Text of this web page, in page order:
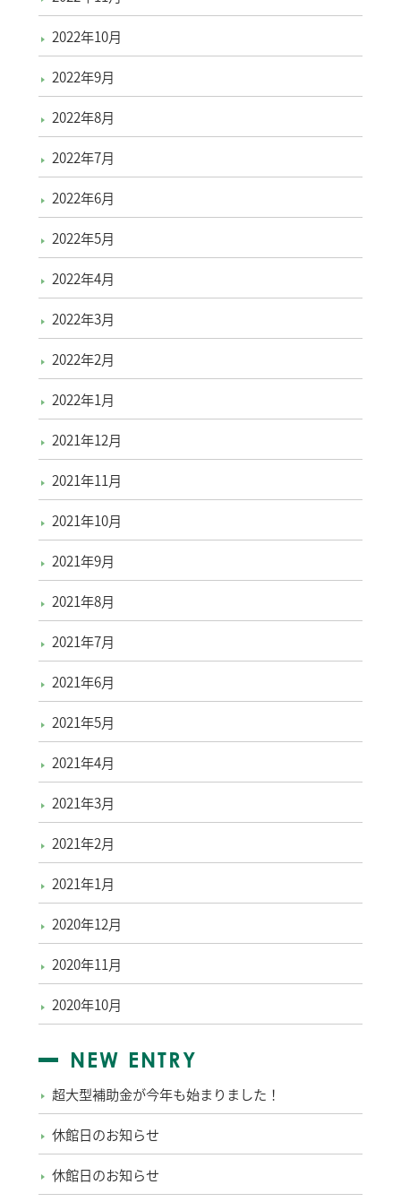
2022年10月
2022年9月
2022年8月
2022年7月
2022年6月
2022年5月
2022年4月
2022年3月
2022年2月
2022年1月
2021年12月
2021年11月
2021年10月
2021年9月
2021年8月
2021年7月
2021年6月
2021年5月
2021年4月
2021年3月
2021年2月
2021年1月
2020年12月
2020年11月
2020年10月
NEW ENTRY
超大型補助金が今年も始まりました！
休館日のお知らせ
休館日のお知らせ